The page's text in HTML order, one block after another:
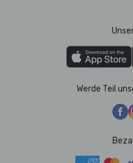
Werde Teil